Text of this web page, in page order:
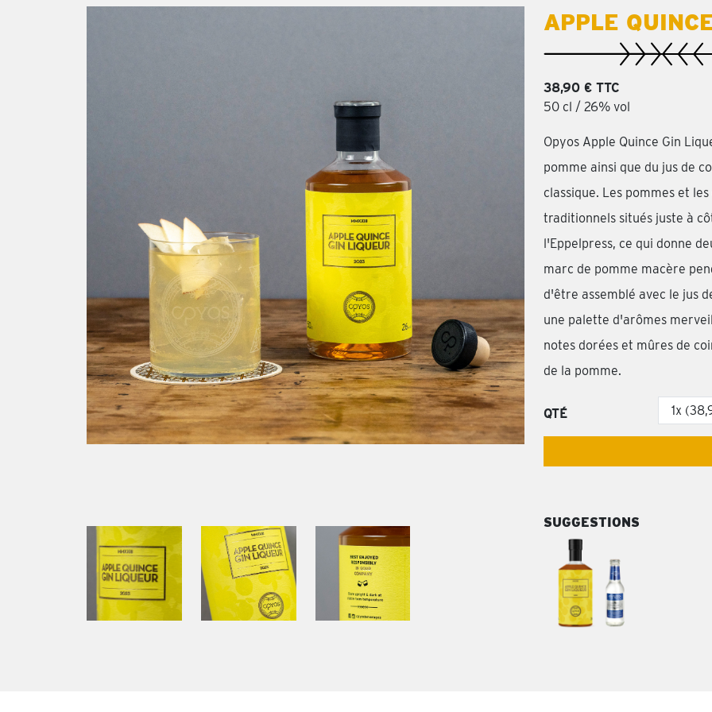
APPLE
38,90 € TTC
50 cl / 26% vol
Opyos Apple Quince Gin
pomme ainsi que du jus de
classique. Les pommes et
traditionnels situés juste à
l'Eppelpress, ce qui donne
marc de pomme macère
d'être assemblé avec le jus
une palette d'arômes
notes dorées et mûres de
de la pomme.
QTÉ
SUGGESTIONS